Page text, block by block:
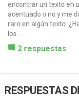
encontrar un texto en
acentuado o no y me
raro en algún texto.
los...
2 respuestas
RESPUESTAS